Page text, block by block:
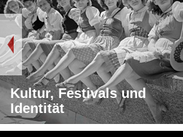
Kultur, Festivals und
Identität